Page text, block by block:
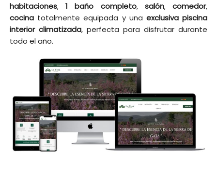
habitaciones,1 baño completo, salón,comedor,
cocina totalmente equipada y una exclusiva piscina
interior climatizada, perfecta para disfrutar durante
todo el año.